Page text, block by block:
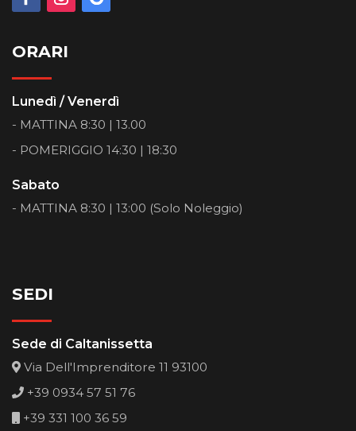
ORARI
Lunedì / Venerdì
- MATTINA 8:30 | 13.00
- POMERIGGIO 14:30 | 18:30
Sabato
- MATTINA 8:30 | 13:00 (Solo Noleggio)
SEDI
Sede di Caltanissetta
Via Dell'Imprenditore 11 93100
+39 0934 57 51 76
+39 331 100 36 59